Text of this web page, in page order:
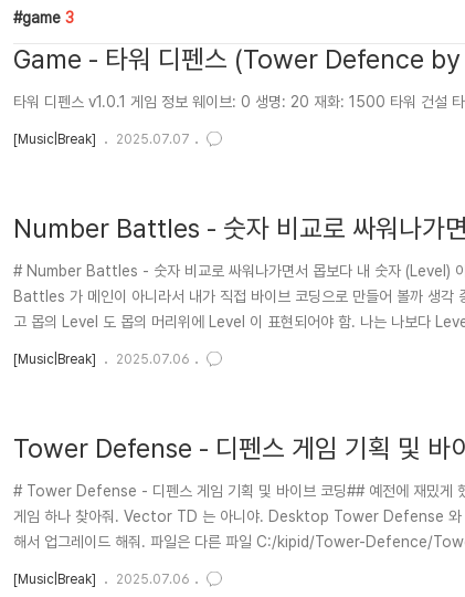
game 3
Game - 타워 디펜스 (Tower Defence by
타워 디펜스 v1.0.1 게임 정보 웨이브: 0 생명: 20 재화: 1500 타워 건설
[Music|Break] 2025.07.07
Number Battles - 숫자 비교로 싸워나가
# Number Battles - 숫자 비교로 싸워나가면서 몹보다 내 숫자 (Level)
Battles 가 메인이 아니라서 내가 직접 바이브 코딩으로 만들어 볼까 생
고 몹의 Level 도 몹의 머리위에 Level 이 표현되어야 함. 나는 나보다
[Music|Break] 2025.07.06
Tower Defense - 디펜스 게임 기획 및 바
# Tower Defense - 디펜스 게임 기획 및 바이브 코딩## 예전에 재밌게
게임 하나 찾아줘. Vector TD 는 아니야. Desktop Tower Defense 와
해서 업그레이드 해줘. 파일은 다른 파일 C:/kipid/Tower-Defence/
[Music|Break] 2025.07.06